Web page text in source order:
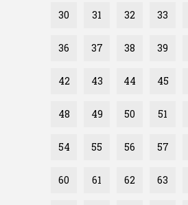
30 31 32 33
36 37 38 39
42 43 44 45
48 49 50 51
54 55 56 57
60 61 62 63